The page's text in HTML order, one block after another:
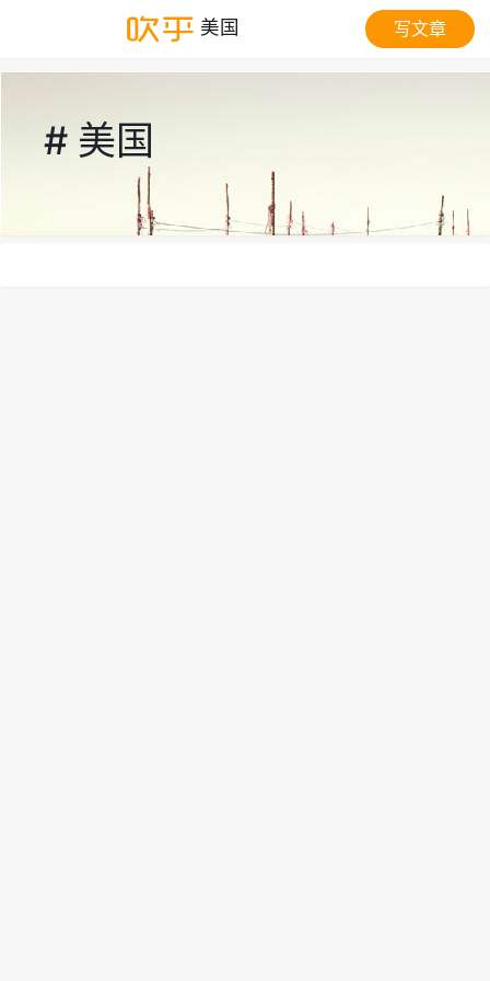
美国 写文章
# 美国